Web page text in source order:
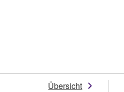
Übersicht